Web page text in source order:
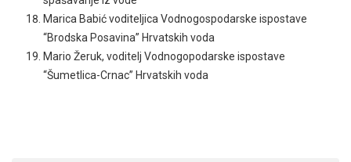
Marica Babić voditeljica Vodnogospodarske ispostave
“Brodska Posavina” Hrvatskih voda
Mario Žeruk, voditelj Vodnogopodarske ispostave
“Šumetlica-Crnac” Hrvatskih voda